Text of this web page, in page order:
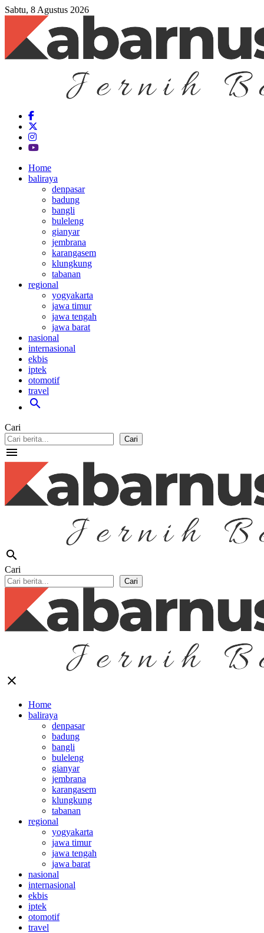
Sabtu, 8 Agustus 2026
Home
baliraya
denpasar
badung
bangli
buleleng
gianyar
jembrana
karangasem
klungkung
tabanan
regional
yogyakarta
jawa timur
jawa tengah
jawa barat
nasional
internasional
ekbis
iptek
otomotif
travel
search
Cari
Cari
menu
search
Cari
Cari
close
Home
baliraya
denpasar
badung
bangli
buleleng
gianyar
jembrana
karangasem
klungkung
tabanan
regional
yogyakarta
jawa timur
jawa tengah
jawa barat
nasional
internasional
ekbis
iptek
otomotif
travel